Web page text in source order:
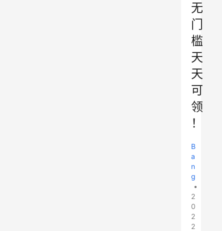
无
门
槛
天
天
可
领
！
B
a
n
g
•
2
0
2
2